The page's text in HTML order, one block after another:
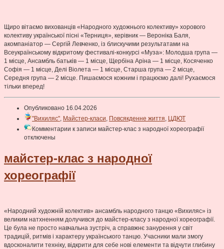
Щиро вітаємо вихованців «Народного художнього колективу» хорового
колективу української пісні «Терниця», керівник — Вероніка Баля,
акомпаніатор — Сергій Левченко, із блискучими результатами на
Всеукраїнському відкритому фестивалі-конкурсі «Муза»: Молодша група —
1 місце, Ансамбль батьків — 1 місце, Щербіна Аріна — 1 місце, Косяченко
Софія — 1 місце, Делі Віолета — 1 місце, Старша група — 2 місце,
Середня група — 2 місце. Пишаємося кожним і працюємо далі! Рухаємося
тільки вперед!
Опубликовано 16.04.2026
"Вихиляс", Майстер-класи, Повсякденне життя, ЦДЮТ
Комментарии к записи майстер-клас з народної хореографії
отключены
майстер-клас з народної
хореографії
«Народний художній колектив» ансамбль народного танцю «Вихиляс» із
великим натхненням долучився до майстер-класу з народної хореографії.
Це була не просто навчальна зустріч, а справжнє занурення у світ
традицій, ритмів і характеру українського танцю. Учасники мали змогу
вдосконалити техніку, відкрити для себе нові елементи та відчути глибину